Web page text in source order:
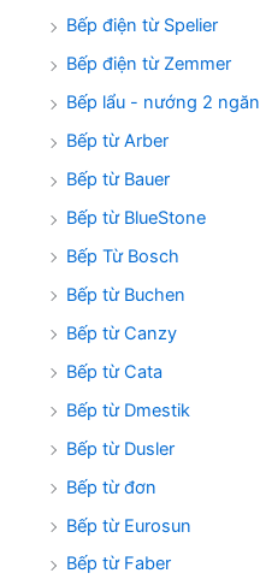
Bếp điện từ Spelier
Bếp điện từ Zemmer
Bếp lẩu - nướng 2 ngăn
Bếp từ Arber
Bếp từ Bauer
Bếp từ BlueStone
Bếp Từ Bosch
Bếp từ Buchen
Bếp từ Canzy
Bếp từ Cata
Bếp từ Dmestik
Bếp từ Dusler
Bếp từ đơn
Bếp từ Eurosun
Bếp từ Faber